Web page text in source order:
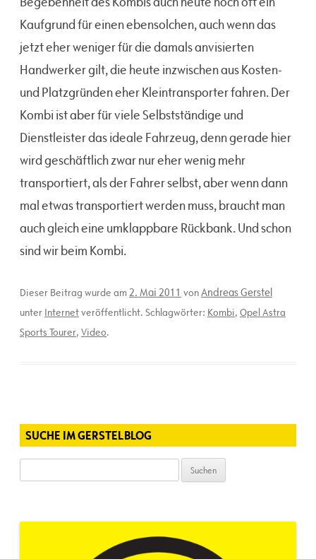
Kaufgrund für einen ebensolchen, auch wenn das
jetzt eher weniger für die damals anvisierten
Handwerker gilt, die heute inzwischen aus Kosten-
und Platzgründen eher Kleintransporter fahren. Der
Kombi ist aber für viele Selbstständige und
Dienstleister das ideale Fahrzeug, denn gerade hier
wird geschäftlich zwar nur eher wenig mehr
transportiert, als der Fahrer selbst, aber wenn dann
mal etwas transportiert werden muss, braucht man
auch gleich eine umklappbare Rückbank. Und schon
sind wir beim Kombi.
Dieser Beitrag wurde am 2. Mai 2011 vonAndreas Gerstel
unter Internetveröffentlicht. Schlagwörter: Kombi, Opel Astra
Sports Tourer, Video.
SUCHE IM GERSTELBLOG
nach: